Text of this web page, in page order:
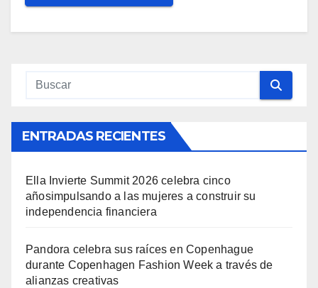
ENTRADAS RECIENTES
Ella Invierte Summit 2026 celebra cinco
añosimpulsando a las mujeres a construir su
independencia financiera
Pandora celebra sus raíces en Copenhague
durante Copenhagen Fashion Week a través de
alianzas creativas